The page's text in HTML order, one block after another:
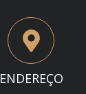
ENDEREÇO